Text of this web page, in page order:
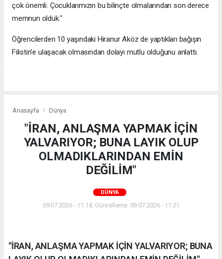
çok önemli. Çocuklarımızın bu bilinçte olmalarından son derece
memnun olduk."
Öğrencilerden 10 yaşındaki Hiranur Aköz de yaptıkları bağışın
Filistin'e ulaşacak olmasından dolayı mutlu olduğunu anlattı.
Anasayfa Dünya
"İRAN, ANLAŞMA YAPMAK İÇİN
YALVARIYOR; BUNA LAYIK OLUP
OLMADIKLARINDAN EMİN
DEĞİLİM"
DÜNYA
09.07.2026 - 11:18, Güncelleme: 09.07.2026 - 11:21
"İRAN, ANLAŞMA YAPMAK İÇİN YALVARIYOR; BUNA